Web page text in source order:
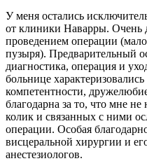
У меня остались
от клиники Наварры. Очень
проведением операции
пузыря). Предварительный
диагностика, операция и
больнице
компетентности,
благодарна за то, что мне
колик и связанных с ними
операции. Особая
висцеральной хирургии и
анестезиологов.